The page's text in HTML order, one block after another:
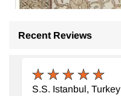
Recent Reviews
S.S. Istanbul, Turkey